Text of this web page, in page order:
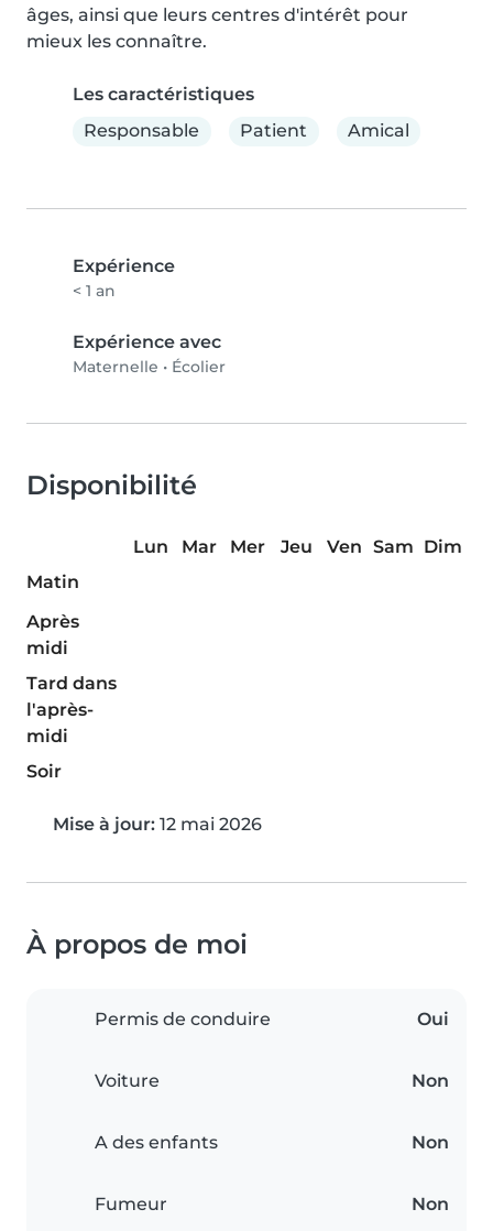
âges, ainsi que leurs centres d'intérêt pour
mieux les connaître.
Les caractéristiques
Responsable
Patient Amical
Expérience
< 1 an
Expérience avec
Maternelle • Écolier
Disponibilité
Lun Mar Mer Jeu Ven Sam Dim
Matin
Après
midi
Tard dans
l'après-
midi
Soir
Mise à jour: 12 mai 2026
À propos de moi
Permis de conduire Oui
Voiture Non
A des enfants Non
Fumeur Non